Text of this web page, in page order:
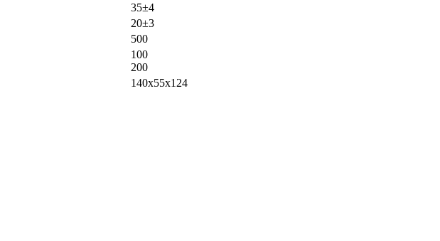
35±4
20±3
500
100
200
140x55x124